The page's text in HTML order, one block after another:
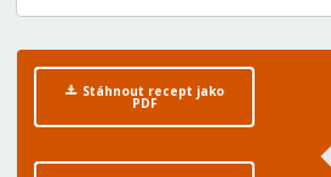
Stáhnout recept jako
PDF